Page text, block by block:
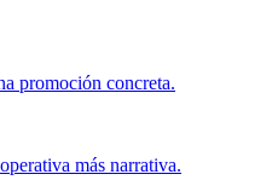
promoción concreta.
más narrativa.